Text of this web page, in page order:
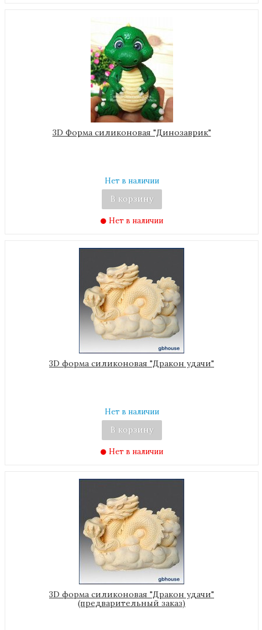
3D Форма силиконовая "Динозаврик"
Нет в наличии
В корзину
Нет в наличии
3D форма силиконовая "Дракон удачи"
Нет в наличии
В корзину
Нет в наличии
3D форма силиконовая "Дракон удачи"
(предварительный заказ)